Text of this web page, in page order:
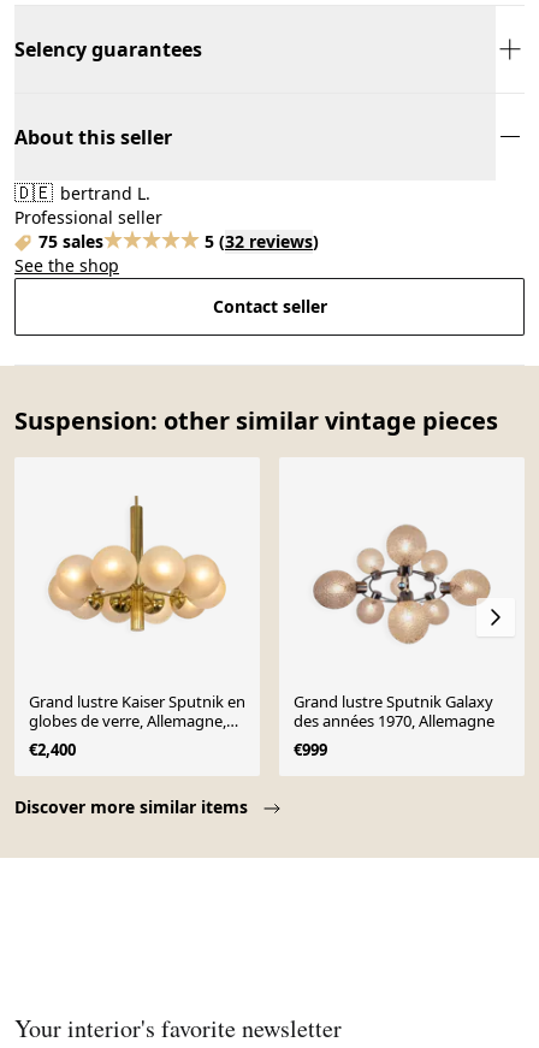
Selency guarantees
About this seller
🇩🇪 bertrand L.
Professional seller
75 sales
5 (32 reviews)
See the shop
Contact seller
Suspension: other similar vintage pieces
Discover more similar items
Grand lustre Kaiser Sputnik en
globes de verre, Allemagne,
années 1970
€2,400
Grand lustre Sputnik Galaxy
des années 1970, Allemagne
€999
Your interior's favorite newsletter